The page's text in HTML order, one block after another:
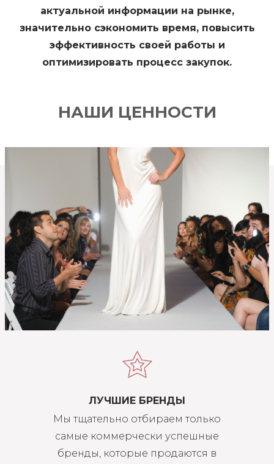
актуальной информации на рынке,
значительно сэкономить время, повысить
эффективность своей работы и
оптимизировать процесс закупок.
НАШИ ЦЕННОСТИ
ЛУЧШИЕ БРЕНДЫ
Мы тщательно отбираем только
самые коммерчески успешные
бренды, которые продаются в